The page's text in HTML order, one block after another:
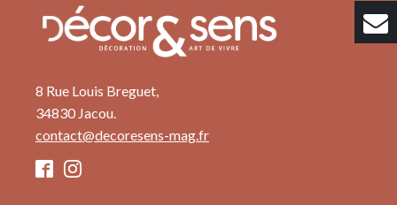
8 Rue Louis Breguet,
34830 Jacou.
contact@decoresens-mag.fr